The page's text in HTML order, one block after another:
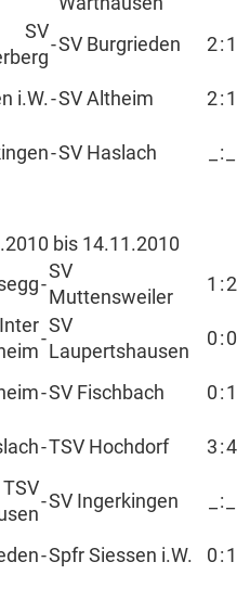
SV
-SV Burgrieden 2: 1
i.W.-SV Altheim 2: 1
-SV Haslach :
bis 14.11.2010
-
SV
Muttensweiler
1 :2
-
SV
Laupertshausen
0 : 0
-SV Fischbach 0 : 1
-TSV Hochdorf 3 :4
TSV
-SV Ingerkingen :
-Spfr Siessen i.W. 0 : 1